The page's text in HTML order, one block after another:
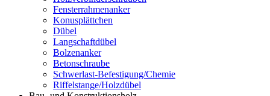
Fensterrahmenanker
Konusplättchen
Dübel
Langschaftdübel
Bolzenanker
Betonschraube
Schwerlast-Befestigung/Chemie
Riffelstange/Holzdübel